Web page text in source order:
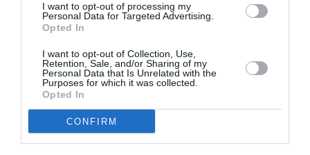
I want to opt-out of processing my
Personal Data for Targeted Advertising.
Opted In
I want to opt-out of Collection, Use,
Retention, Sale, and/or Sharing of my
Personal Data that Is Unrelated with the
Purposes for which it was collected.
Opted In
CONFIRM
Ο Ψαράς ο
Ποσειδώνας & η
Αόρατη Γοργόνα,
του Πέτρου Α.
Καφαντόγια στη
Σαρωνίδα
λύκος: Η
Κοκκινοσκουφίτσα
στο Ευριπίδειο